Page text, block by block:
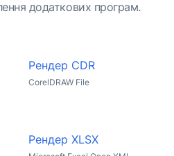
додаткових програм.
Рендер CDR
CorelDRAW File
Рендер XLSX